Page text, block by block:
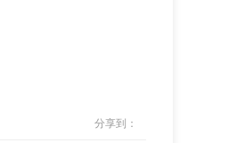
分享到：